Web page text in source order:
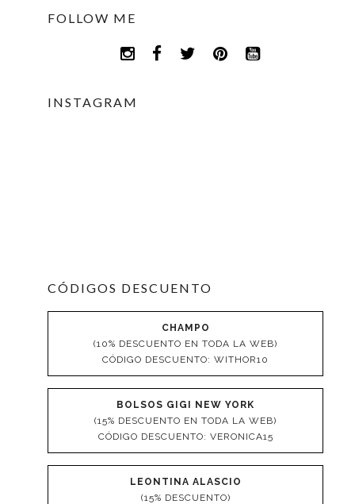
FOLLOW ME
INSTAGRAM
CÓDIGOS DESCUENTO
CHAMPO
(10% DESCUENTO EN TODA LA WEB)
CÓDIGO DESCUENTO: WITHOR10
BOLSOS GIGI NEW YORK
(15% DESCUENTO EN TODA LA WEB)
CÓDIGO DESCUENTO: VERONICA15
LEONTINA ALASCIO
(15% DESCUENTO)